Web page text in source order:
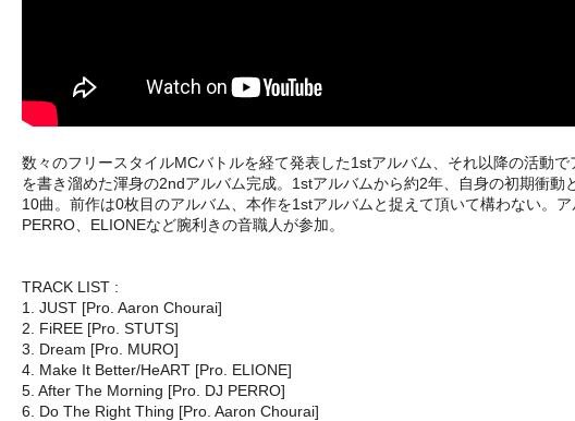
数々のフリースタイルMCバトルを経て発表した1stアルバム、それ以降の活動
を書き溜めた渾身の2ndアルバム完成。1stアルバムから約2年、自身の初期衝
10曲。前作は0枚目のアルバム、本作を1stアルバムと捉えて頂いて構わない。
PERRO、ELIONEなど腕利きの音職人が参加。
TRACK LIST :
1. JUST [Pro. Aaron Chourai]
2. FiREE [Pro. STUTS]
3. Dream [Pro. MURO]
4. Make It Better/HeART [Pro. ELIONE]
5. After The Morning [Pro. DJ PERRO]
6. Do The Right Thing [Pro. Aaron Chourai]